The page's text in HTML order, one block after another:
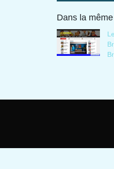
Dans la